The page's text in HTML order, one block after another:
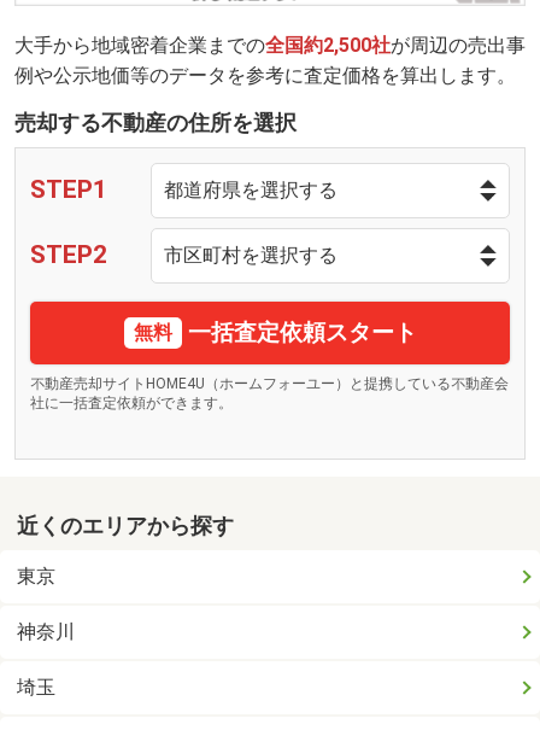
大手から地域密着企業までの全国約2,500社が周辺の売出事
例や公示地価等のデータを参考に査定価格を算出します。
売却する不動産の住所を選択
STEP1
STEP2
無料 一括査定依頼スタート
不動産売却サイトHOME4U（ホームフォーユー）と提携している不動産会
社に一括査定依頼ができます。
近くのエリアから探す
東京
神奈川
埼玉